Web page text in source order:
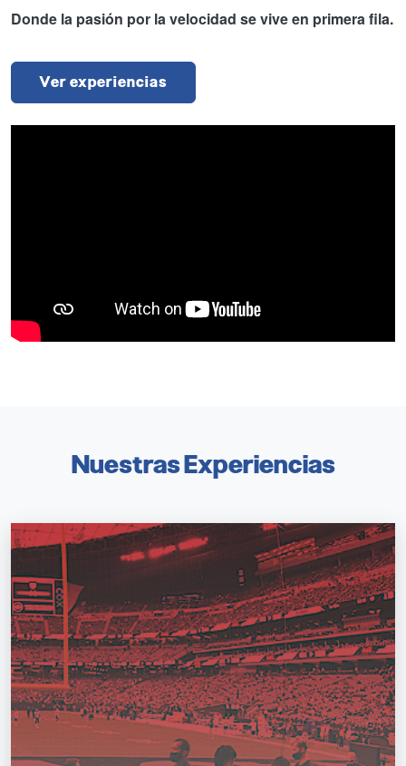
Donde la pasión por la velocidad se vive en primera fila.
Ver experiencias
Nuestras Experiencias